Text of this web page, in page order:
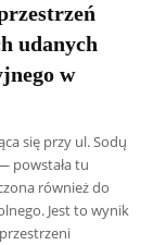
udanych
w
się przy ul. Sodų
powstała tu
również do
Jest to wynik